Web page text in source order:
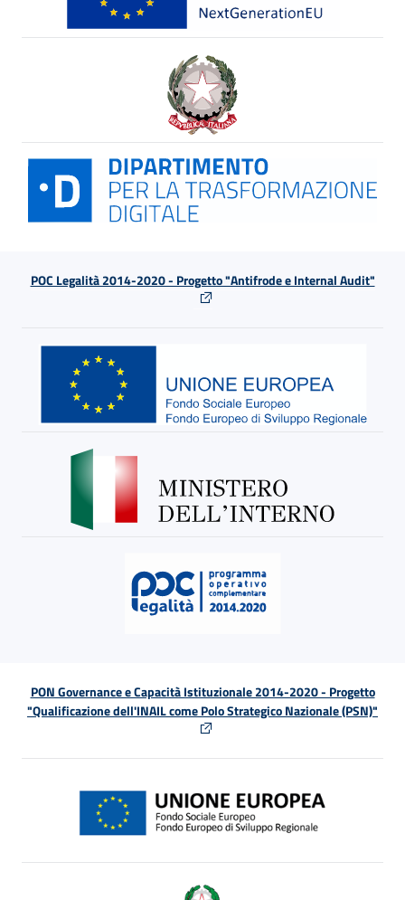
POC Legalità 2014-2020 - Progetto "Antifrode e Internal Audit"
PON Governance e Capacità Istituzionale 2014-2020 - Progetto
"Qualificazione dell'INAIL come Polo Strategico Nazionale (PSN)"